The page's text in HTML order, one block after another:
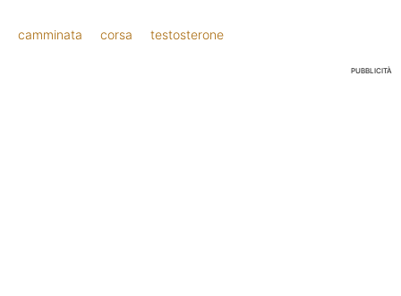
camminata corsa testosterone
PUBBLICITÀ